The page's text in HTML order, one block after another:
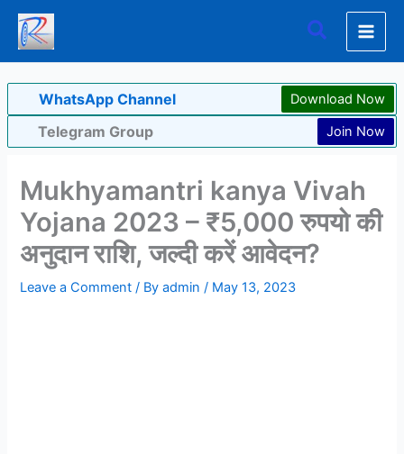
Skip
content
Search
WhatsApp Channel Download Now
Telegram Group Join Now
Mukhyamantri kanya Vivah
Yojana 2023 – ₹5,000 रुपयो की
अनुदान राशि, जल्दी करें आवेदन?
Leave a Comment / Byadmin/ May 13, 2023